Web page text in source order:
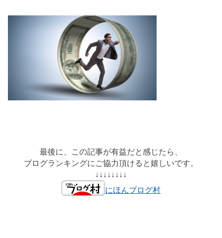
最後に、この記事が有益だと感じたら、
ブログランキングにご協力頂けると嬉しいです。
↓↓↓↓↓↓↓↓
にほんブログ村